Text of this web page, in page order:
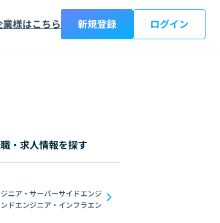
様はこちら 新規登録 ログイン
新潟県 富山県 石川県
インタビュー コミュニケーションデザイン
・求人情報を探す
ニア・サーバーサイドエンジ
ドエンジニア・インフラエン